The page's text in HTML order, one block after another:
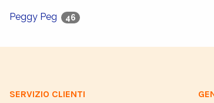
Peggy Peg 46
SERVIZIO CLIENTI